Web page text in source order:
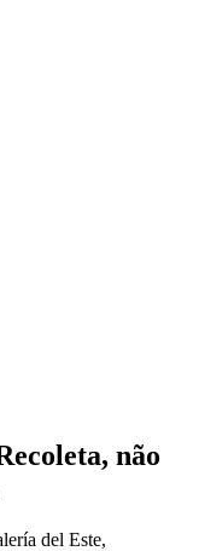
não
del Este,